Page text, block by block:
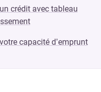
crédit avec tableau
capacité d’emprunt